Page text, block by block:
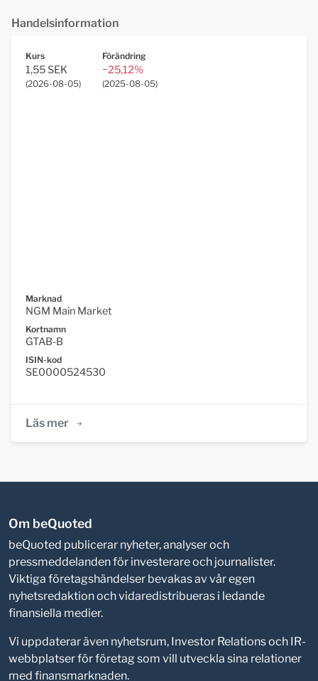
Handelsinformation
Kurs
1,55 SEK
(2026-08-05)
Förändring
−25,12%
(2025-08-05)
Marknad
NGM Main Market
Kortnamn
GTAB-B
ISIN-kod
SE0000524530
Läs mer
Om beQuoted
beQuoted publicerar nyheter, analyser och
pressmeddelanden för investerare och journalister.
Viktiga företagshändelser bevakas av vår egen
nyhetsredaktion och vidaredistribueras i ledande
finansiella medier.
Vi uppdaterar även nyhetsrum, Investor Relations och IR-
webbplatser för företag som vill utveckla sina relationer
med finansmarknaden.